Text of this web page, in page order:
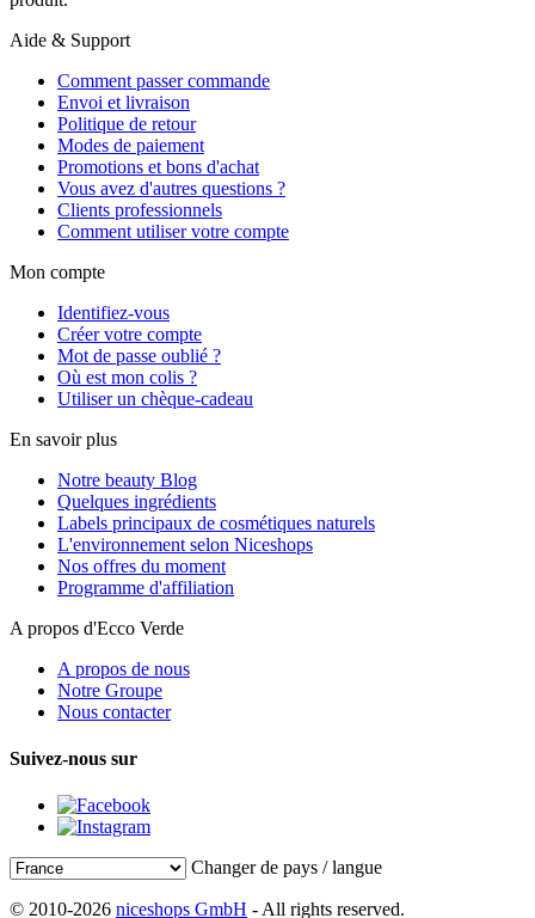
Aide & Support
Comment passer commande
Envoi et livraison
Politique de retour
Modes de paiement
Promotions et bons d'achat
Vous avez d'autres questions ?
Clients professionnels
Comment utiliser votre compte
Mon compte
Identifiez-vous
Créer votre compte
Mot de passe oublié ?
Où est mon colis ?
Utiliser un chèque-cadeau
En savoir plus
Notre beauty Blog
Quelques ingrédients
Labels principaux de cosmétiques naturels
L'environnement selon Niceshops
Nos offres du moment
Programme d'affiliation
A propos d'Ecco Verde
A propos de nous
Notre Groupe
Nous contacter
Suivez-nous sur
Changer de pays / langue
© 2010-2026 niceshops GmbH - All rights reserved.